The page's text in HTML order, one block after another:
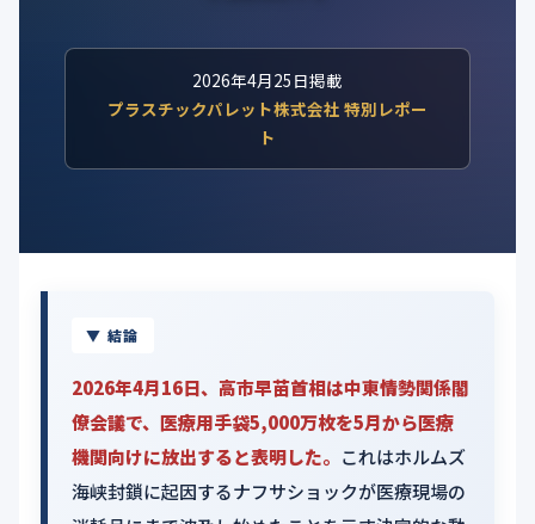
2026年4月25日掲載
プラスチックパレット株式会社 特別レポー
ト
▼ 結論
2026年4月16日、高市早苗首相は中東情勢関係閣
僚会議で、医療用手袋5,000万枚を5月から医療
機関向けに放出すると表明した。 これはホルムズ
海峡封鎖に起因するナフサショックが医療現場の